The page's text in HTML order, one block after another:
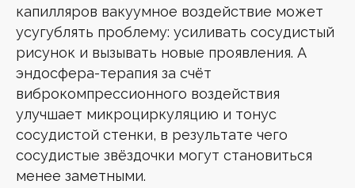
капилляров вакуумное воздействие может
усугублять проблему: усиливать сосудистый
рисунок и вызывать новые проявления. А
эндосфера-терапия за счёт
виброкомпрессионного воздействия
улучшает микроциркуляцию и тонус
сосудистой стенки, в результате чего
сосудистые звёздочки могут становиться
менее заметными.